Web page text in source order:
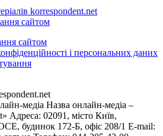
korrespondent.net
сайтом
сайтом
і персональних даних
медіа Назва онлайн-медіа –
Адреса: 02091, місто Київ,
будинок 172-Б, офіс 208/1 E-mail: